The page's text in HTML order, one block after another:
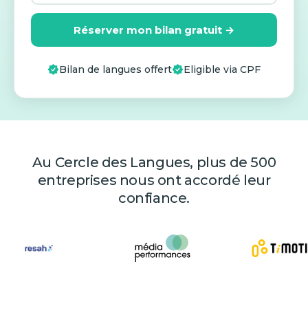
Réserver mon bilan gratuit →
Bilan de langues offert Eligible via CPF
Au Cercle des Langues, plus de 500
entreprises nous ont accordé leur
confiance.